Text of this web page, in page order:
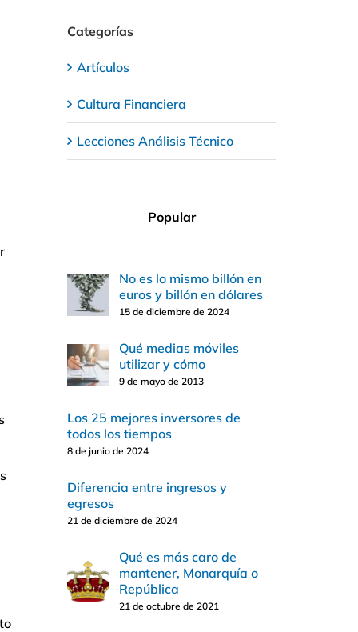
Categorías
Artículos
Cultura Financiera
Lecciones Análisis Técnico
Popular
No es lo mismo billón en
euros y billón en dólares
15 de diciembre de 2024
Qué medias móviles
utilizar y cómo
9 de mayo de 2013
Los 25 mejores inversores de
todos los tiempos
8 de junio de 2024
Diferencia entre ingresos y
egresos
21 de diciembre de 2024
Qué es más caro de
mantener, Monarquía o
República
21 de octubre de 2021